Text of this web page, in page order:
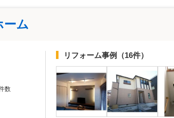
ム
数
リフォーム事例 （16件）